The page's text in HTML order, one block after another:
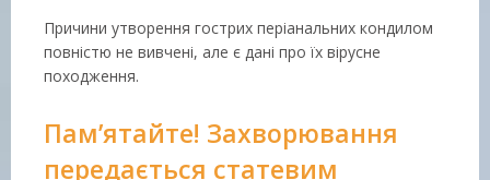
Причини утворення гострих періанальних кондилом
повністю не вивчені, але є дані про їх вірусне
походження.
Пам’ятайте! Захворювання
передається статевим